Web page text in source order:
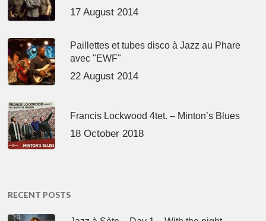
17 August 2014
Paillettes et tubes disco à Jazz au Phare
avec "EWF"
22 August 2014
Francis Lockwood 4tet. – Minton’s Blues
18 October 2018
RECENT POSTS